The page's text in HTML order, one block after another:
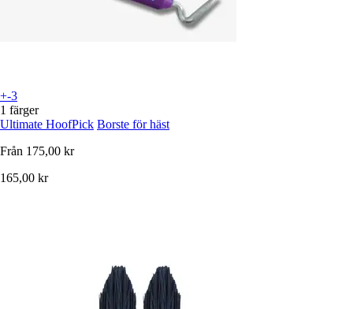
+-3
1 färger
Ultimate HoofPick Borste för häst
Från 175,00 kr
165,00 kr